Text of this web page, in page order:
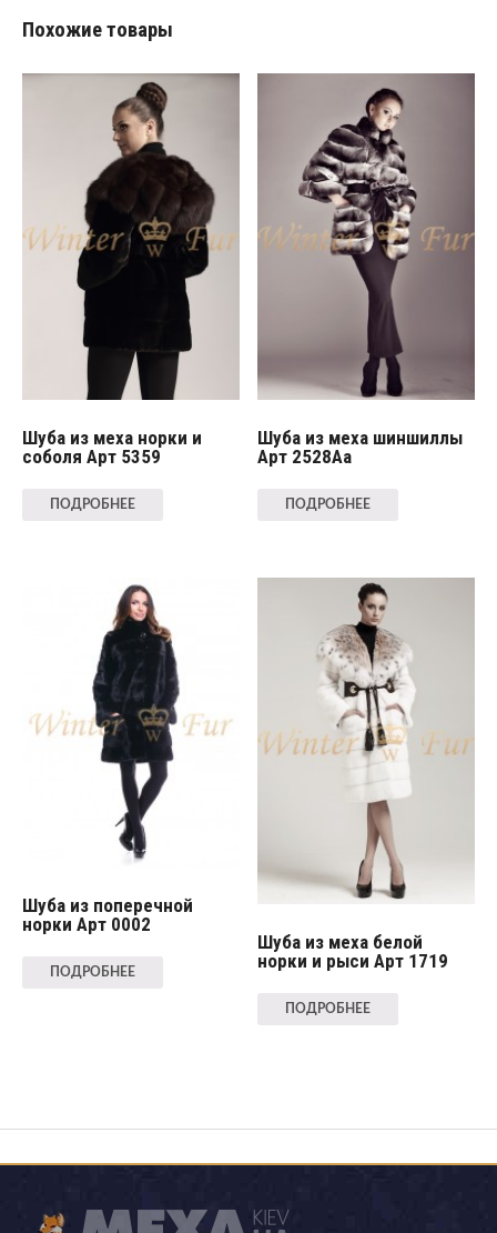
Похожие товары
Шуба из меха норки и
соболя Арт 5359
ПОДРОБНЕЕ
Шуба из меха шиншиллы
Арт 2528Aa
ПОДРОБНЕЕ
Шуба из поперечной
норки Арт 0002
ПОДРОБНЕЕ
Шуба из меха белой
норки и рыси Арт 1719
ПОДРОБНЕЕ